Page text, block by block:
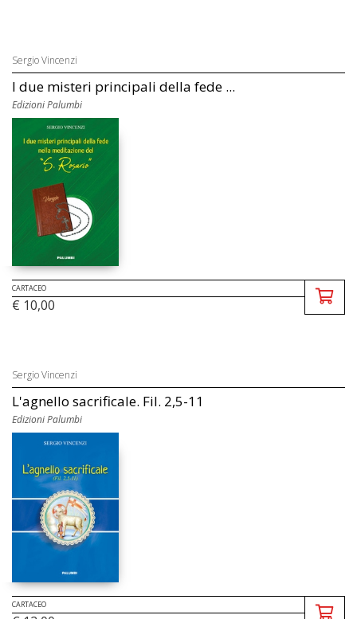
Sergio Vincenzi
I due misteri principali della fede ...
Edizioni Palumbi
CARTACEO
€ 10,00
Sergio Vincenzi
L'agnello sacrificale. Fil. 2,5-11
Edizioni Palumbi
CARTACEO